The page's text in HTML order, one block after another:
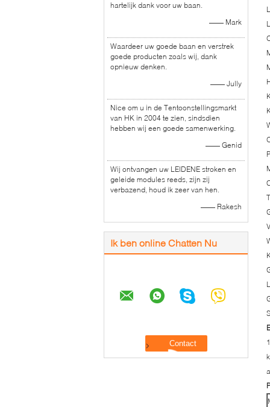
hartelijk dank voor uw baan.
—— Mark
Waardeer uw goede baan en verstrek
goede producten zoals wij, dank
opnieuw denken.
—— Jully
Nice om u in de Tentoonstellingsmarkt
van HK in 2004 te zien, sindsdien
hebben wij een goede samenwerking.
—— Genid
Wij ontvangen uw LEIDENE stroken en
geleide modules reeds, zijn zij
verbazend, houd ik zeer van hen.
—— Rakesh
Ik ben online Chatten Nu